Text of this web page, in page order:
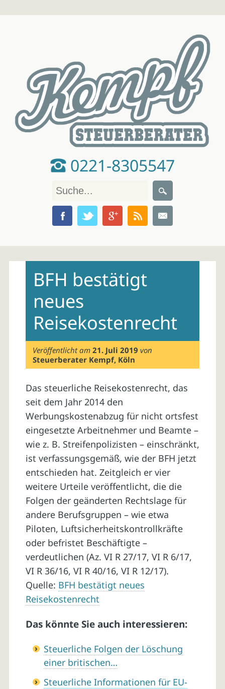
0221-8305547
contentBFH bestätigt
neues
Reisekostenrecht
Veröffentlicht am21. Juli 2019 von
Steuerberater Kempf, Köln
Das steuerliche Reisekostenrecht, das
seit dem Jahr 2014 den
Werbungskostenabzug für nicht ortsfest
eingesetzte Arbeitnehmer und Beamte –
wie z. B. Streifenpolizisten – einschränkt,
ist verfassungsgemäß, wie der BFH jetzt
entschieden hat. Zeitgleich er vier
weitere Urteile veröffentlicht, die die
Folgen der geänderten Rechtslage für
andere Berufsgruppen – wie etwa
Piloten, Luftsicherheitskontrollkräfte
oder befristet Beschäftigte –
verdeutlichen (Az. VI R 27/17, VI R 6/17,
VI R 36/16, VI R 40/16, VI R 12/17).
Quelle: BFH bestätigt neues
Reisekostenrecht
Das könnte Sie auch interessieren:
Steuerliche Folgen der Löschung
einer britischen…
Steuerliche Informationen für EU-